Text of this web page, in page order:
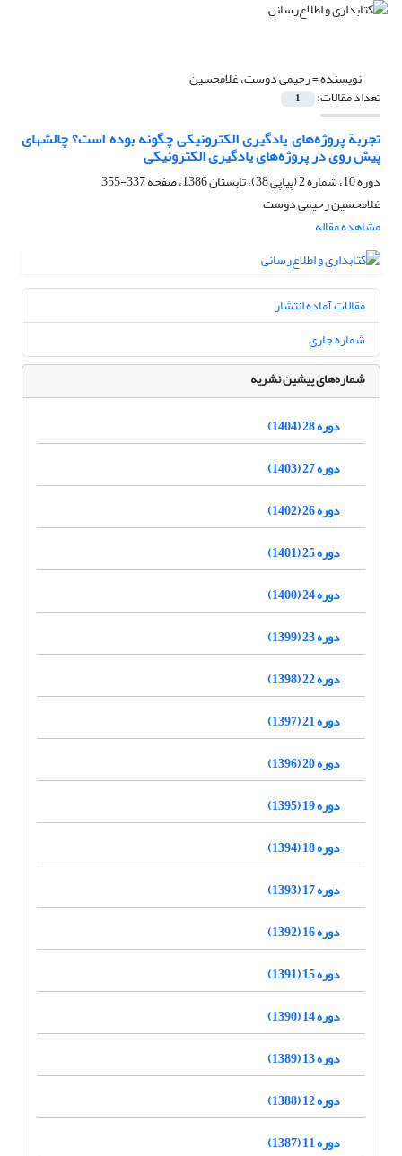
نویسنده =رحیمی دوست، غلامحسین
تعداد مقالات: 1
تجربة پروژه‌های یادگیری الکترونیکی چگونه بوده است؟ چالشهای
پیش روی در پروژه‌های یادگیری الکترونیکی
دوره 10، شماره 2 (پیاپی 38)، تابستان 1386، صفحه
337-355
غلامحسین رحیمی دوست
مشاهده مقاله
مقالات آماده انتشار
شماره جاری
شماره‌های پیشین نشریه
دوره 28 (1404)
دوره 27 (1403)
دوره 26 (1402)
دوره 25 (1401)
دوره 24 (1400)
دوره 23 (1399)
دوره 22 (1398)
دوره 21 (1397)
دوره 20 (1396)
دوره 19 (1395)
دوره 18 (1394)
دوره 17 (1393)
دوره 16 (1392)
دوره 15 (1391)
دوره 14 (1390)
دوره 13 (1389)
دوره 12 (1388)
دوره 11 (1387)